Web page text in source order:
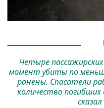
Четыре
момент убиты по
ранены. Спасатели
количество